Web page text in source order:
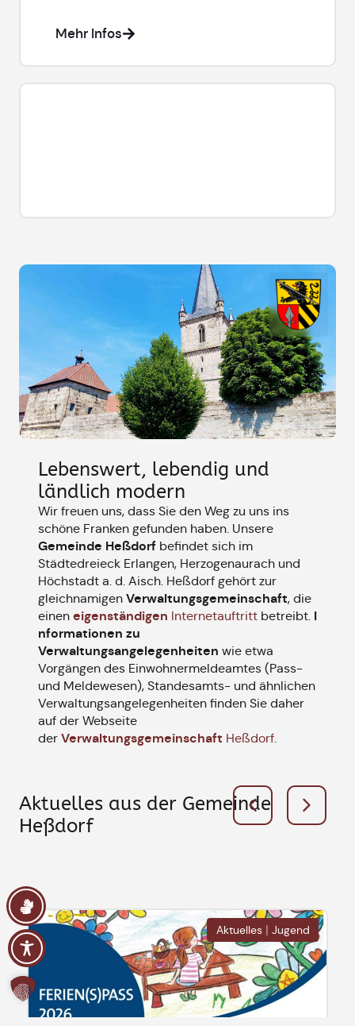
Mehr Infos
Lebenswert, lebendig und
ländlich modern
Wir freuen uns, dass Sie den Weg zu uns ins
schöne Franken gefunden haben. Unsere
Gemeinde Heßdorf befindet sich im
Städtedreieck Erlangen, Herzogenaurach und
Höchstadt a. d. Aisch. Heßdorf gehört zur
gleichnamigen Verwaltungsgemeinschaft, die
einen eigenständigen Internetauftritt betreibt. I
nformationen zu
Verwaltungsangelegenheiten wie etwa
Vorgängen des Einwohnermeldeamtes (Pass-
und Meldewesen), Standesamts- und ähnlichen
Verwaltungsangelegenheiten finden Sie daher
auf der Webseite
der Verwaltungsgemeinschaft Heßdorf.
Aktuelles aus der Gemeinde
Heßdorf
Aktuelles| Jugend